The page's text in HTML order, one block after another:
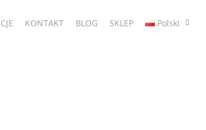
KONTAKT BLOG SKLEP Polski